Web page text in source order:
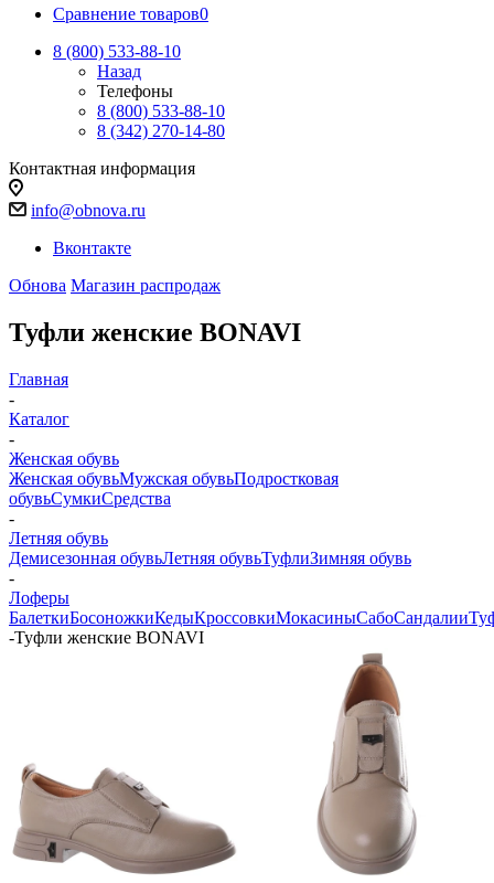
Сравнение товаров0
8 (800) 533-88-10
Назад
Телефоны
8 (800) 533-88-10
8 (342) 270-14-80
Контактная информация
info@obnova.ru
Вконтакте
Обнова Магазин распродаж
Туфли женские BONAVI
Главная
-
Каталог
-
Женская обувь
Женская обувьМужская обувьПодростковая
обувьСумкиСредства
-
Летняя обувь
Демисезонная обувьЛетняя обувьТуфлиЗимняя обувь
-
Лоферы
БалеткиБосоножкиКедыКроссовкиМокасиныСабоСандалии
-Туфли женские BONAVI